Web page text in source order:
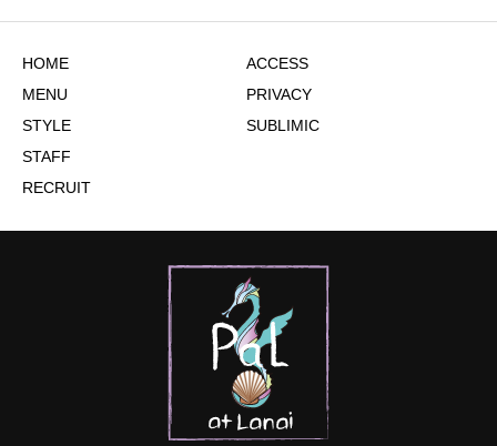
HOME
MENU
STYLE
STAFF
RECRUIT
ACCESS
PRIVACY
SUBLIMIC